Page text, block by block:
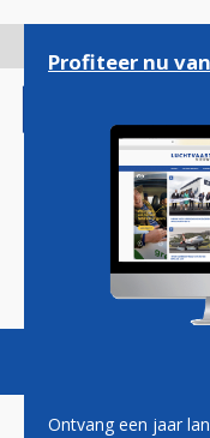
gaan
Magazine
Profiteer nu
Ontvang een jaar